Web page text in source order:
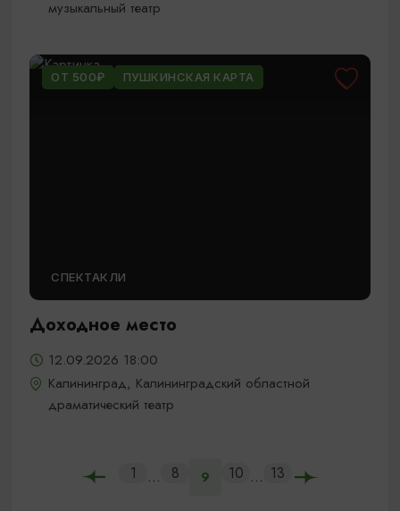
музыкальный театр
ОТ 500₽ ПУШКИНСКАЯ КАРТА
СПЕКТАКЛИ
Доходное место
12.09.2026 18:00
Калининград, Калининградский областной
драматический театр
1 ... 8 9 10 ... 13